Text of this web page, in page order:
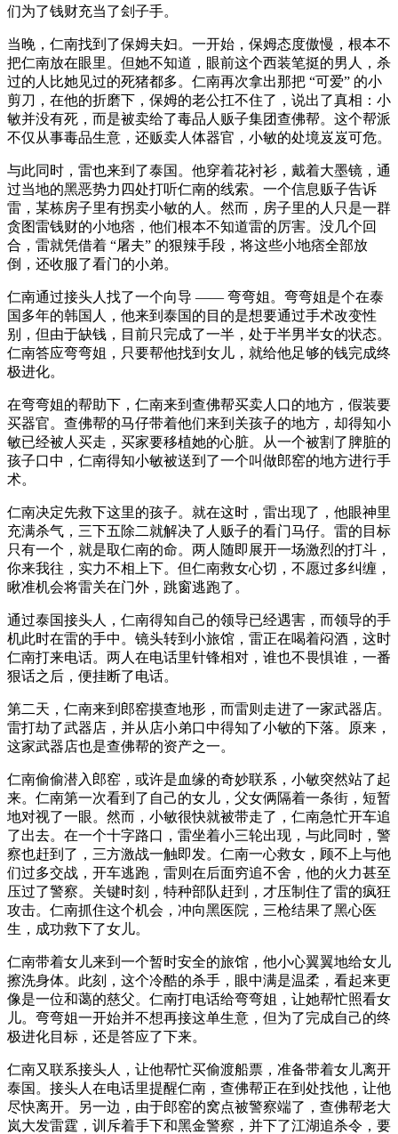
们为了钱财充当了刽子手。
当晚，仁南找到了保姆夫妇。一开始，保姆态度傲慢，根本不
把仁南放在眼里。但她不知道，眼前这个西装笔挺的男人，杀
过的人比她见过的死猪都多。仁南再次拿出那把 “可爱” 的小
剪刀，在他的折磨下，保姆的老公扛不住了，说出了真相：小
敏并没有死，而是被卖给了毒品人贩子集团查佛帮。这个帮派
不仅从事毒品生意，还贩卖人体器官，小敏的处境岌岌可危。
与此同时，雷也来到了泰国。他穿着花衬衫，戴着大墨镜，通
过当地的黑恶势力四处打听仁南的线索。一个信息贩子告诉
雷，某栋房子里有拐卖小敏的人。然而，房子里的人只是一群
贪图雷钱财的小地痞，他们根本不知道雷的厉害。没几个回
合，雷就凭借着 “屠夫” 的狠辣手段，将这些小地痞全部放
倒，还收服了看门的小弟。
仁南通过接头人找了一个向导 —— 弯弯姐。弯弯姐是个在泰
国多年的韩国人，他来到泰国的目的是想要通过手术改变性
别，但由于缺钱，目前只完成了一半，处于半男半女的状态。
仁南答应弯弯姐，只要帮他找到女儿，就给他足够的钱完成终
极进化。
在弯弯姐的帮助下，仁南来到查佛帮买卖人口的地方，假装要
买器官。查佛帮的马仔带着他们来到关孩子的地方，却得知小
敏已经被人买走，买家要移植她的心脏。从一个被割了脾脏的
孩子口中，仁南得知小敏被送到了一个叫做郎窑的地方进行手
术。
仁南决定先救下这里的孩子。就在这时，雷出现了，他眼神里
充满杀气，三下五除二就解决了人贩子的看门马仔。雷的目标
只有一个，就是取仁南的命。两人随即展开一场激烈的打斗，
你来我往，实力不相上下。但仁南救女心切，不愿过多纠缠，
瞅准机会将雷关在门外，跳窗逃跑了。
通过泰国接头人，仁南得知自己的领导已经遇害，而领导的手
机此时在雷的手中。镜头转到小旅馆，雷正在喝着闷酒，这时
仁南打来电话。两人在电话里针锋相对，谁也不畏惧谁，一番
狠话之后，便挂断了电话。
第二天，仁南来到郎窑摸查地形，而雷则走进了一家武器店。
雷打劫了武器店，并从店小弟口中得知了小敏的下落。原来，
这家武器店也是查佛帮的资产之一。
仁南偷偷潜入郎窑，或许是血缘的奇妙联系，小敏突然站了起
来。仁南第一次看到了自己的女儿，父女俩隔着一条街，短暂
地对视了一眼。然而，小敏很快就被带走了，仁南急忙开车追
了出去。在一个十字路口，雷坐着小三轮出现，与此同时，警
察也赶到了，三方激战一触即发。仁南一心救女，顾不上与他
们过多交战，开车逃跑，雷则在后面穷追不舍，他的火力甚至
压过了警察。关键时刻，特种部队赶到，才压制住了雷的疯狂
攻击。仁南抓住这个机会，冲向黑医院，三枪结果了黑心医
生，成功救下了女儿。
仁南带着女儿来到一个暂时安全的旅馆，他小心翼翼地给女儿
擦洗身体。此刻，这个冷酷的杀手，眼中满是温柔，看起来更
像是一位和蔼的慈父。仁南打电话给弯弯姐，让她帮忙照看女
儿。弯弯姐一开始并不想再接这单生意，但为了完成自己的终
极进化目标，还是答应了下来。
仁南又联系接头人，让他帮忙买偷渡船票，准备带着女儿离开
泰国。接头人在电话里提醒仁南，查佛帮正在到处找他，让他
尽快离开。另一边，由于郎窑的窝点被警察端了，查佛帮老大
岚大发雷霆，训斥着手下和黑金警察，并下了江湖追杀令，要